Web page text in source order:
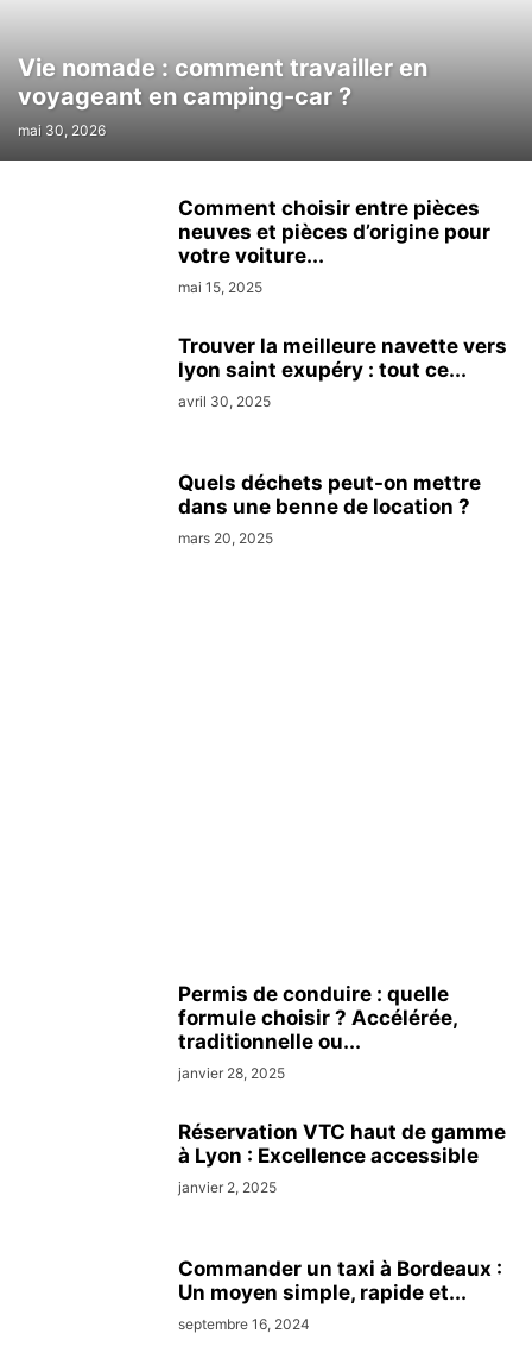
Vie nomade : comment travailler en
voyageant en camping-car ?
mai 30, 2026
Comment choisir entre pièces
neuves et pièces d’origine pour
votre voiture...
mai 15, 2025
Trouver la meilleure navette vers
lyon saint exupéry : tout ce...
avril 30, 2025
Quels déchets peut-on mettre
dans une benne de location ?
mars 20, 2025
Permis de conduire : quelle
formule choisir ? Accélérée,
traditionnelle ou...
janvier 28, 2025
Réservation VTC haut de gamme
à Lyon : Excellence accessible
janvier 2, 2025
Commander un taxi à Bordeaux :
Un moyen simple, rapide et...
septembre 16, 2024